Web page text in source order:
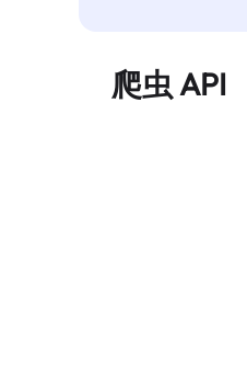
爬虫 API